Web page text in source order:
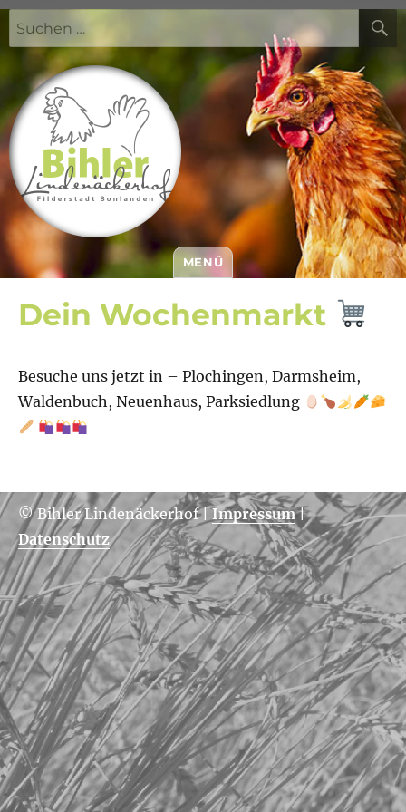
Suchen
nach:
Bihler Lindenäckerhof
MENÜ
Dein Wochenmarkt
Besuche uns jetzt in – Plochingen, Darmsheim,
Waldenbuch, Neuenhaus, Parksiedlung
© Bihler Lindenäckerhof|Impressum|
Datenschutz